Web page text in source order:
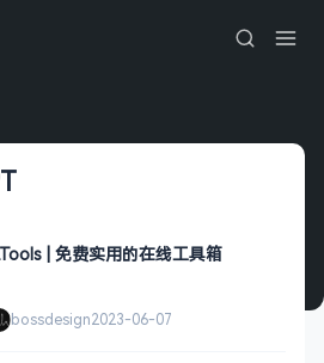
| 免费实用的在线工具箱
bossdesign2023-06-07